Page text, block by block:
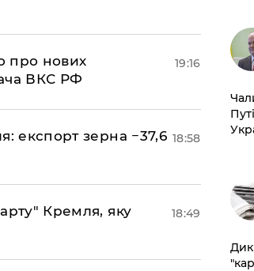
про нових
ВКС РФ
19:16
експорт зерна −37,6 18:58
Кремля, яку
18:49